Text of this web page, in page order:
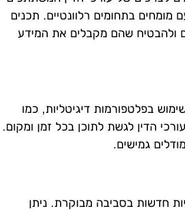
בתחומים רלוונטיים. תכנים
ולהבטיח שהם מקבלים את המידע
בפלטפורמות דיגיטליות, כמו
הדין לגשת לתוכן בכל זמן ומקום.
גמישים.
חדשות בסביבה מבוקרת. ניתן